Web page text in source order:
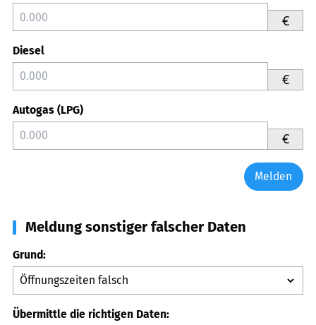
€
Diesel
€
Autogas (LPG)
€
Melden
Meldung sonstiger falscher Daten
Grund:
Übermittle die richtigen Daten: